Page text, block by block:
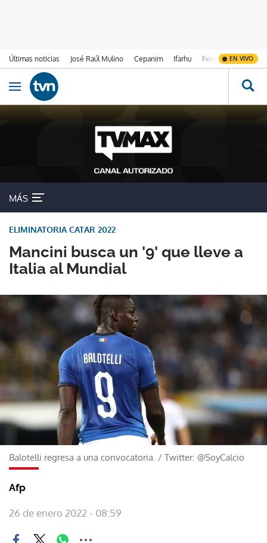
Últimas noticias José Raúl Mulino Cepanim Ifarhu Fenómeno de El
EN VIVO
Ir al contenido
Obrir navegació
MÁS
Mancini busca un '9' que lleve a
Italia al Mundial
ELIMINATORIA CATAR 2022
Balotelli regresa a una convocatoria. / Twitter: @SoyCalcio
Afp
26 de enero 2022 - 08:59